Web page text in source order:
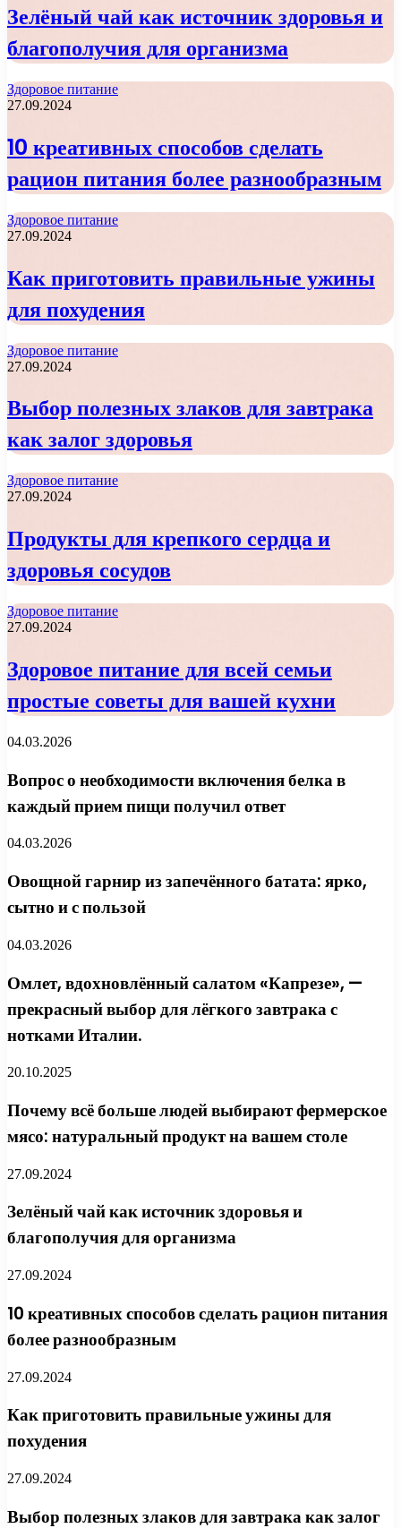
Зелёный чай как источник здоровья и
благополучия для организма
Здоровое питание
27.09.2024
10 креативных способов сделать
рацион питания более разнообразным
Здоровое питание
27.09.2024
Как приготовить правильные ужины
для похудения
Здоровое питание
27.09.2024
Выбор полезных злаков для завтрака
как залог здоровья
Здоровое питание
27.09.2024
Продукты для крепкого сердца и
здоровья сосудов
Здоровое питание
27.09.2024
Здоровое питание для всей семьи
простые советы для вашей кухни
04.03.2026
Вопрос о необходимости включения белка в
каждый прием пищи получил ответ
04.03.2026
Овощной гарнир из запечённого батата: ярко,
сытно и с пользой
04.03.2026
Омлет, вдохновлённый салатом «Капрезе», —
прекрасный выбор для лёгкого завтрака с
нотками Италии.
20.10.2025
Почему всё больше людей выбирают фермерское
мясо: натуральный продукт на вашем столе
27.09.2024
Зелёный чай как источник здоровья и
благополучия для организма
27.09.2024
10 креативных способов сделать рацион питания
более разнообразным
27.09.2024
Как приготовить правильные ужины для
похудения
27.09.2024
Выбор полезных злаков для завтрака как залог